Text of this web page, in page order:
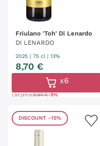
Friulano 'Toh' Di Lenardo
DI LENARDO
2025 75 cl | 13%
8,70 €
List price:9,60 €-9%
x6
DISCOUNT -15%